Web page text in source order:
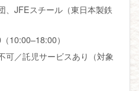
、JFEスチール（東日本製鉄
10:00–18:00）
可／託児サービスあり（対象